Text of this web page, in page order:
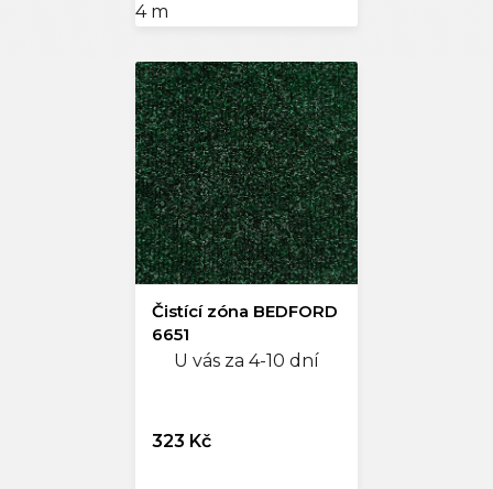
4 m
Čistící zóna BEDFORD
6651
U vás za 4-10 dní
323 Kč